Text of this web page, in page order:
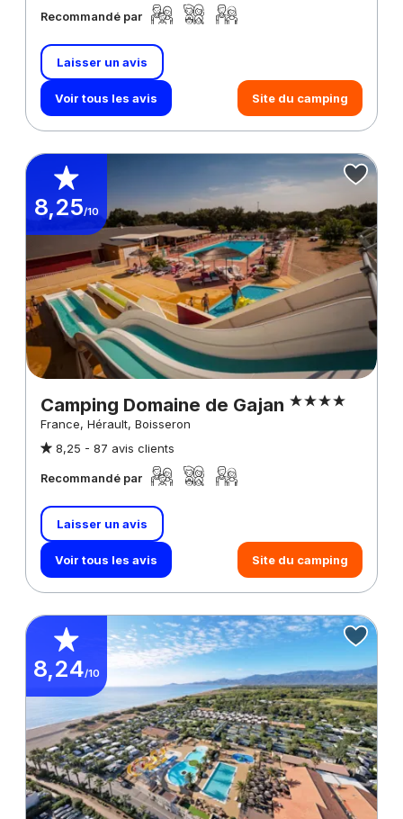
Recommandé par
Laisser un avis
Voir tous les avis Site du camping
8,25/10
Camping Domaine de Gajan
France, Hérault, Boisseron
8,25 - 87 avis clients
Recommandé par
Laisser un avis
Voir tous les avis Site du camping
8,24/10